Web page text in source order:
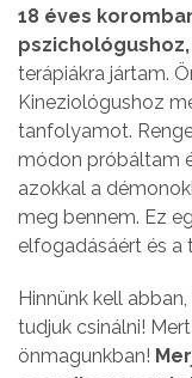
18 éves
pszichológushoz,
terápiákra jártam.
Kineziológushoz
tanfolyamot.
módon próbáltam
azokkal a
meg bennem. Ez
elfogadásáért és a
Hinnünk kell
tudjuk csinálni!
önmagunkban!